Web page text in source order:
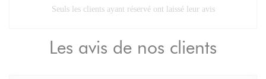
Les avis de nos clients
Seuls les clients ayant réservé ont laissé leur avis